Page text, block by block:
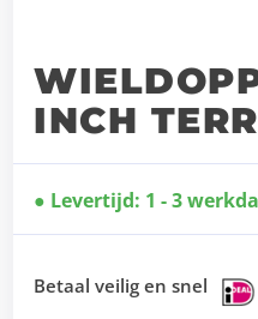
INCH
Levertijd: 1 - 3
Betaal veilig en snel